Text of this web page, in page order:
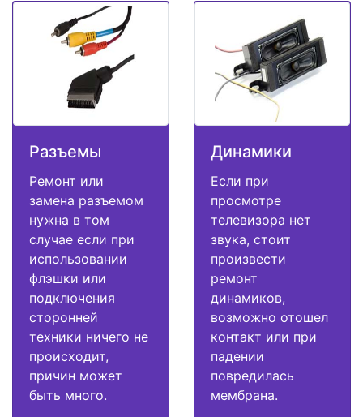
Разъемы
Ремонт или
замена разъемом
нужна в том
случае если при
использовании
флэшки или
подключения
сторонней
техники ничего не
происходит,
причин может
быть много.
Динамики
Если при
просмотре
телевизора нет
звука, стоит
произвести
ремонт
динамиков,
возможно отошел
контакт или при
падении
повредилась
мембрана.